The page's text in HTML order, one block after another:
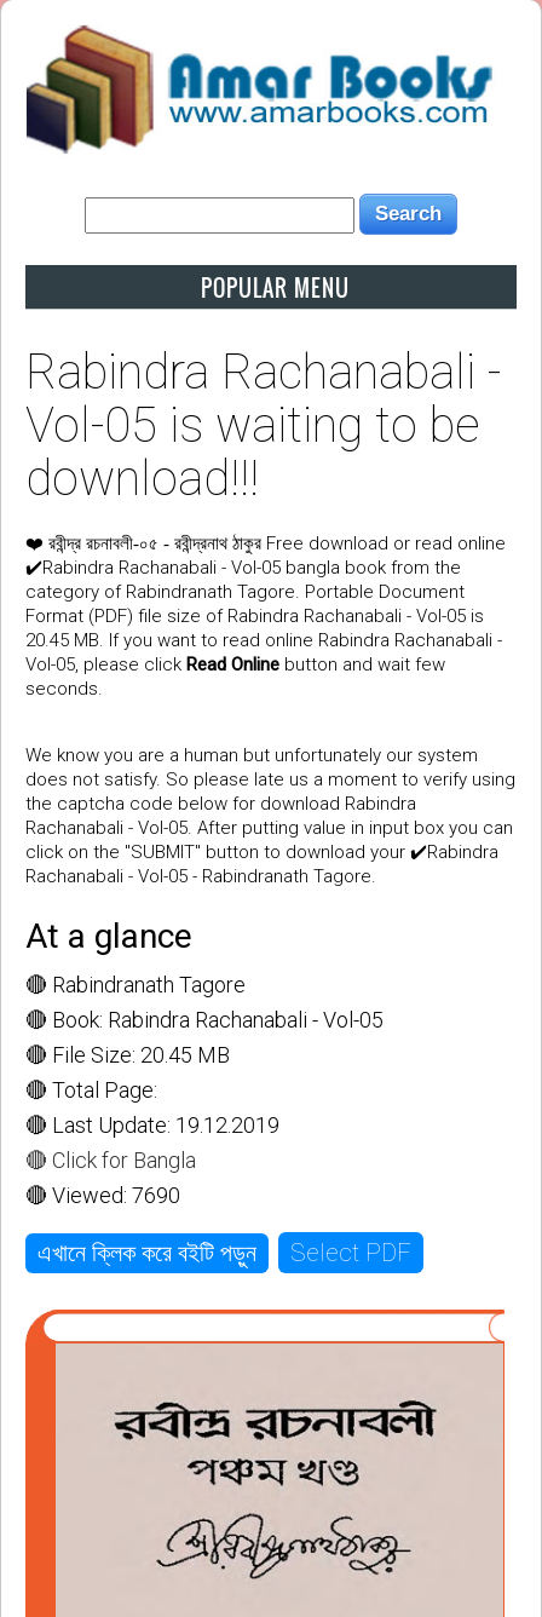
POPULAR MENU
Rabindra Rachanabali -
Vol-05 is waiting to be
download!!!
❤️ রবীন্দ্র রচনাবলী-০৫ - রবীন্দ্রনাথ ঠাকুর Free download or read online
✔️Rabindra Rachanabali - Vol-05 bangla book from the
category of Rabindranath Tagore. Portable Document
Format (PDF) file size of Rabindra Rachanabali - Vol-05 is
20.45 MB. If you want to read online Rabindra Rachanabali -
Vol-05, please click Read Online button and wait few
seconds.
We know you are a human but unfortunately our system
does not satisfy. So please late us a moment to verify using
the captcha code below for download Rabindra
Rachanabali - Vol-05. After putting value in input box you can
click on the "SUBMIT" button to download your ✔️Rabindra
Rachanabali - Vol-05 - Rabindranath Tagore.
At a glance
🔴 Rabindranath Tagore
🔴 Book: Rabindra Rachanabali - Vol-05
🔴 File Size: 20.45 MB
🔴 Total Page:
🔴 Last Update: 19.12.2019
🔴 Click for Bangla
🔴 Viewed: 7690
এখানে ক্লিক করে বইটি পড়ুন Select PDF